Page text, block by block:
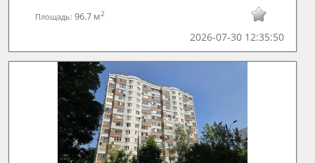
Площадь:96.7 м2
2026-07-30 12:35:50